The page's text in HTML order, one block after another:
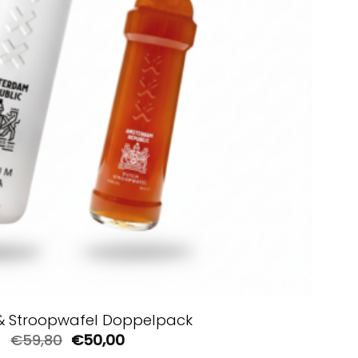
Stroopwafel Doppelpack
€59,80 Ursprünglicher
Preis
€50,00Aktueller